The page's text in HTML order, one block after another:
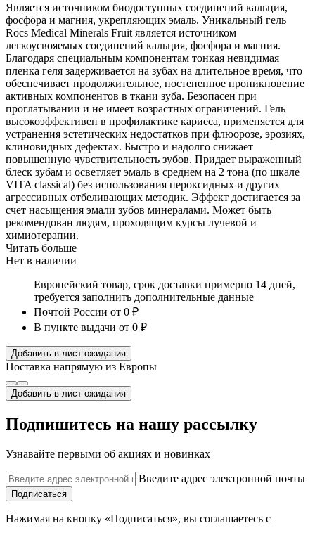
Является источником биодоступных соединений кальция,
фосфора и магния, укрепляющих эмаль. Уникальный гель
Rocs Medical Minerals Fruit является источником
легкоусвояемых соединений кальция, фосфора и магния.
Благодаря специальным компонентам тонкая невидимая
плeнка геля задерживается на зубах на длительное время, что
обеспечивает продолжительное, постепенное проникновение
активных компонентов в ткани зуба. Безопасен при
проглатывании и не имеет возрастных ограничений. Гель
высокоэффективен в профилактике кариеса, применяется для
устранения эстетических недостатков при флюорозе, эрозиях,
клиновидных дефектах. Быстро и надолго снижает
повышенную чувствительность зубов. Придает выраженный
блеск зубам и осветляет эмаль в среднем на 2 тона (по шкале
VITA classical) без использования пероксидных и других
агрессивных отбеливающих методик. Эффект достигается за
счeт насыщения эмали зубов минералами. Может быть
рекомендован людям, проходящим курсы лучевой и
химиотерапии.
Читать больше
Нет в наличии
Европейский товар, срок доставки примерно 14 дней,
требуется заполнить дополнительные данные
Почтой России от 0 ₽
В пункте выдачи от 0 ₽
Добавить в лист ожидания
Поставка напрямую из Европы
Добавить в лист ожидания
Подпишитесь на нашу рассылку
Узнавайте первыми об акциях и новинках
Введите адрес электронной почты
Подписаться
Нажимая на кнопку «Подписаться», вы соглашаетесь с